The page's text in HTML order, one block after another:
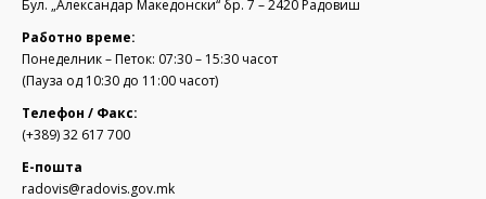
Бул. „Александар Македонски“ бр. 7 – 2420 Радовиш
Работно време:
Понеделник – Петок: 07:30 – 15:30 часот
(Пауза од 10:30 до 11:00 часот)
Телефон / Факс:
(+389) 32 617 700
Е-пошта
radovis@radovis.gov.mk